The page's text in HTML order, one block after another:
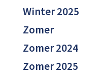
Winter 2025
Zomer
Zomer 2024
Zomer 2025